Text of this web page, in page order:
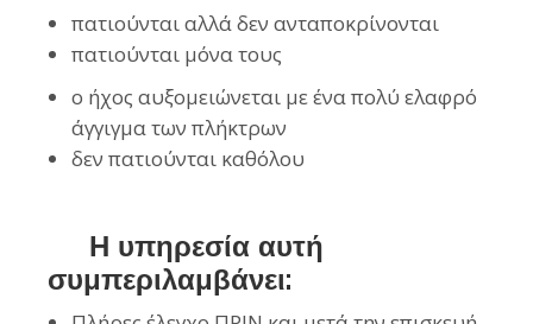
πατιούνται αλλά δεν ανταποκρίνονται
πατιούνται μόνα τους
ο ήχος αυξομειώνεται με ένα πολύ ελαφρό
άγγιγμα των πλήκτρων
δεν πατιούνται καθόλου
Η υπηρεσία αυτή
συμπεριλαμβάνει: